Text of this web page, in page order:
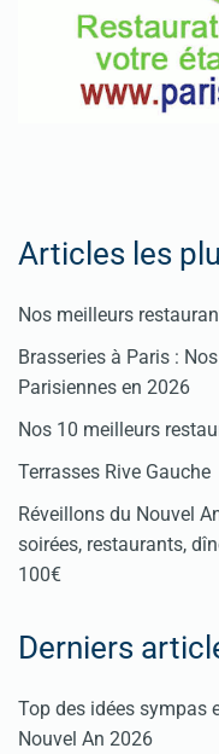
Articles les
Nos meilleurs
Brasseries à Paris :
Parisiennes en 2026
Nos 10 meilleurs
Terrasses Rive Gauche
Réveillons du Nouvel
soirées, restaurants,
100€
Derniers
Top des idées sympas
Nouvel An 2026